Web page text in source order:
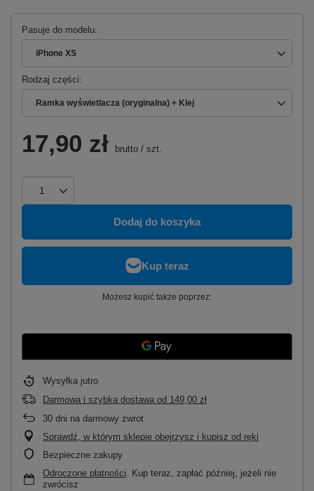
Pasuje do modelu
iPhone XS
Rodzaj części
Ramka wyświetlacza (oryginalna) + Klej
17,90 zł brutto / szt.
Dodaj do koszyka
Możesz kupić także poprzez:
Wysyłka jutro
Darmowa i szybka dostawa od 149,00 zł
30 dni na darmowy zwrot
Sprawdź, w którym sklepie obejrzysz i kupisz od ręki
Bezpieczne zakupy
Odroczone płatności . Kup teraz, zapłać później, jeżeli nie
zwrócisz